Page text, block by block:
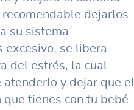
dejarlos
su sistema
excesivo, se libera
del estrés, la cual
y dejar que el
tienes con tu bebé.